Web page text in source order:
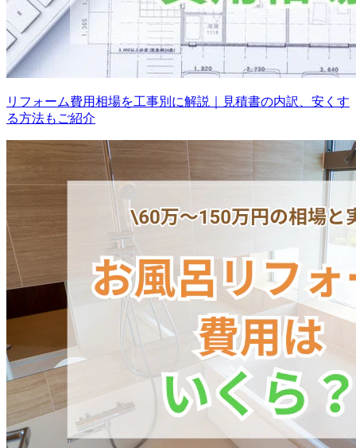
リフォーム費用相場を工事別に解説｜見積書の内訳、安くす
る方法もご紹介